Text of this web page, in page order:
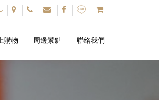
購物 周邊景點 聯絡我們